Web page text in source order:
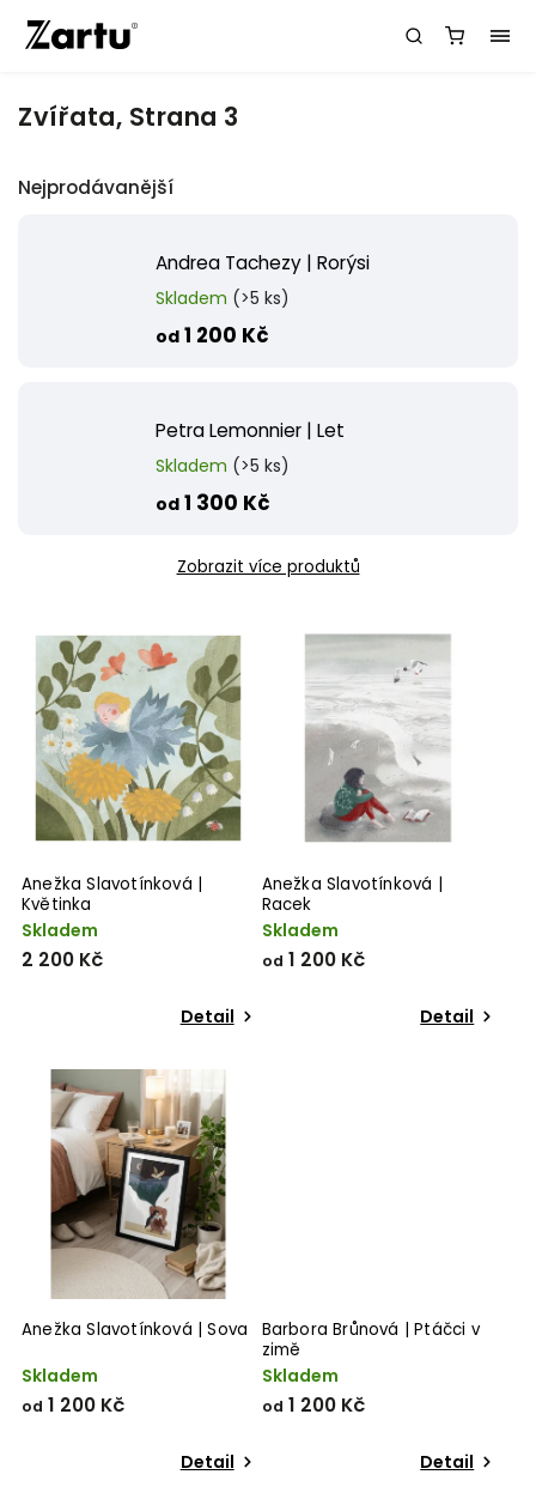
Zvířata, Strana 3
Nejprodávanější
Andrea Tachezy | Rorýsi
Skladem (>5 ks)
od 1 200 Kč
Petra Lemonnier | Let
Skladem (>5 ks)
od 1 300 Kč
Zobrazit více produktů
Anežka Slavotínková |
Květinka
Skladem
2 200 Kč
Detail
Anežka Slavotínková |
Racek
Skladem
od 1 200 Kč
Detail
Anežka Slavotínková | Sova
Skladem
od 1 200 Kč
Detail
Barbora Brůnová | Ptáčci v
zimě
Skladem
od 1 200 Kč
Detail